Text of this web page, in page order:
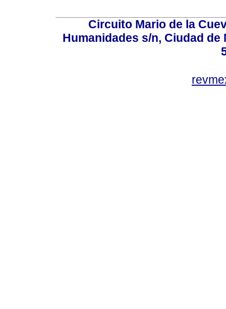
Circuito Mario de la
Humanidades s/n, Ciudad de